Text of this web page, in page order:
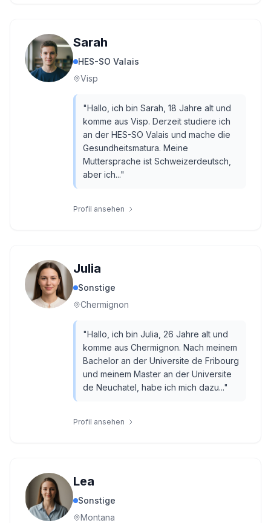
Sarah
HES-SO Valais
Visp
"Hallo, ich bin Sarah, 18 Jahre alt und
komme aus Visp. Derzeit studiere ich
an der HES-SO Valais und mache die
Gesundheitsmatura. Meine
Muttersprache ist Schweizerdeutsch,
aber ich..."
Profil ansehen
Julia
Sonstige
Chermignon
"Hallo, ich bin Julia, 26 Jahre alt und
komme aus Chermignon. Nach meinem
Bachelor an der Universite de Fribourg
und meinem Master an der Universite
de Neuchatel, habe ich mich dazu..."
Profil ansehen
Lea
Sonstige
Montana